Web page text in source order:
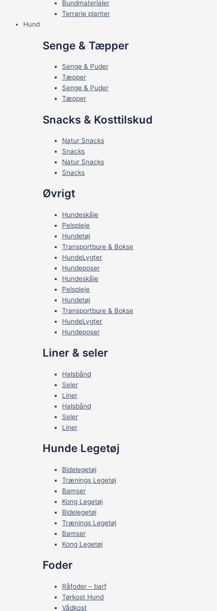
Bundmaterialer
Terrarie planter
Hund
Senge & Tæpper
Senge & Puder
Tæpper
Senge & Puder
Tæpper
Snacks & Kosttilskud
Natur Snacks
Snacks
Natur Snacks
Snacks
Øvrigt
Hundeskåle
Pelspleje
Hundetøj
Transportbure & Bokse
HundeLygter
Hundeposer
Hundeskåle
Pelspleje
Hundetøj
Transportbure & Bokse
HundeLygter
Hundeposer
Liner & seler
Halsbånd
Seler
Liner
Halsbånd
Seler
Liner
Hunde Legetøj
Bidelegetøj
Trænings Legetøj
Bamser
Kong Legetøj
Bidelegetøj
Trænings Legetøj
Bamser
Kong Legetøj
Foder
Råfoder – barf
Tørkost Hund
Vådkost